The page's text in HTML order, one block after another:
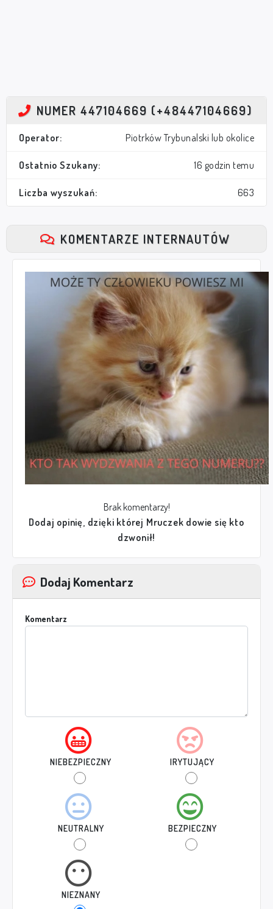
NUMER 447104669 (+48447104669)
Operator: Piotrków Trybunalski lub okolice
Ostatnio Szukany: 16 godzin temu
Liczba wyszukań: 663
KOMENTARZE INTERNAUTÓW
Brak komentarzy!
Dodaj opinię, dzięki której Mruczek dowie się kto
dzwonił!
Dodaj Komentarz
Komentarz
NIEBEZPIECZNY IRYTUJĄCY
NEUTRALNY BEZPIECZNY
NIEZNANY